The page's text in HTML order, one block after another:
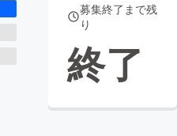
募集終了まで残
り
終了